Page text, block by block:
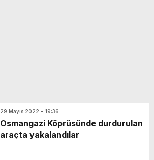
29 Mayıs 2022 - 19:36
Osmangazi Köprüsünde durdurulan
araçta yakalandılar